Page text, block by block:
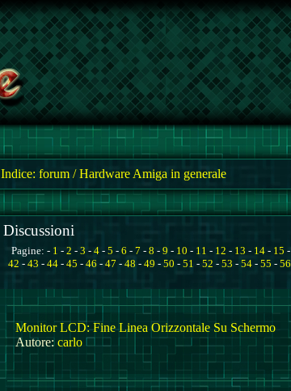
Indice: forum /Hardware Amiga in generale
Discussioni
Pagine: - 1 - 2 - 3 - 4 - 5 - 6 - 7 - 8 - 9 - 10 - 11 - 12 - 13 - 14 - 15 -
42 - 43 - 44 - 45 - 46 - 47 - 48 - 49 - 50 - 51 - 52 - 53 - 54 - 55 - 56
Monitor LCD: Fine Linea Orizzontale Su Schermo
Autore: carlo